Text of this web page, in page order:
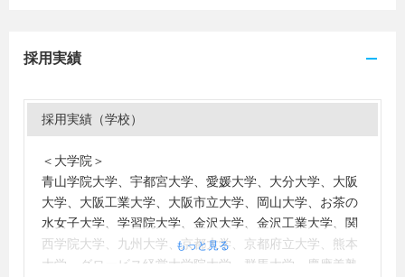
採用実績
採用実績（学校）
＜大学院＞
青山学院大学、宇都宮大学、愛媛大学、大分大学、大阪
大学、大阪工業大学、大阪市立大学、岡山大学、お茶の
水女子大学、学習院大学、金沢大学、金沢工業大学、関
西学院大学、九州大学、京都大学、京都府立大学、熊本
大学、グロービス経営大学院大学、群馬大学、慶應義塾
もっと見る